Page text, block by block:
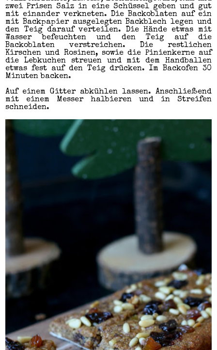
zwei Prisen Salz in eine Schüssel geben und gut
mit einander verkneten. Die Backoblaten auf ein
mit Backpapier ausgelegten Backblech legen und
den Teig darauf verteilen. Die Hände etwas mit
Wasser befeuchten und den Teig auf die
Backoblaten verstreichen. Die restlichen
Kirschen und Rosinen, sowie die Pinienkerne auf
die Lebkuchen streuen und mit dem Handballen
etwas fest auf den Teig drücken. Im Backofen 30
Minuten backen.
Auf einem Gitter abkühlen lassen. Anschließend
mit einem Messer halbieren und in Streifen
schneiden.